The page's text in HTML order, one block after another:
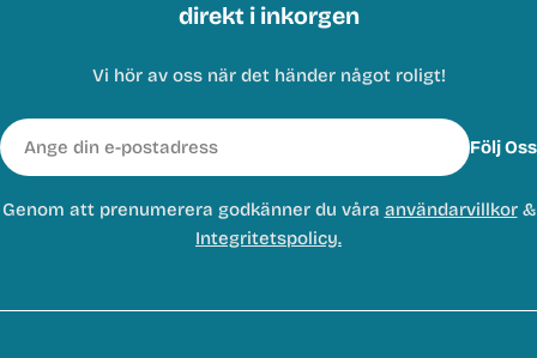
direkt i inkorgen
Vi hör av oss när det händer något roligt!
E-
post
Följ Oss
Genom att prenumerera godkänner du våra användarvillkor&
Integritetspolicy.